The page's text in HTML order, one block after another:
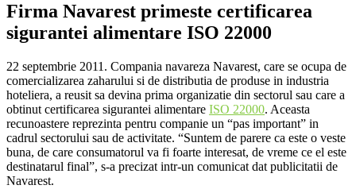
Firma Navarest primeste certificarea
sigurantei alimentare ISO 22000
22 septembrie 2011. Compania navareza Navarest, care se ocupa de
comercializarea zaharului si de distributia de produse in industria
hoteliera, a reusit sa devina prima organizatie din sectorul sau care a
obtinut certificarea sigurantei alimentare ISO 22000. Aceasta
recunoastere reprezinta pentru companie un “pas important” in
cadrul sectorului sau de activitate. “Suntem de parere ca este o veste
buna, de care consumatorul va fi foarte interesat, de vreme ce el este
destinatarul final”, s-a precizat intr-un comunicat dat publicitatii de
Navarest.